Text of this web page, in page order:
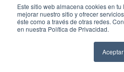
Este sitio web almacena cookies en
mejorar nuestro sitio y ofrecer
éste como a través de otras redes.
en nuestra Política de Privacidad.
Aceptar